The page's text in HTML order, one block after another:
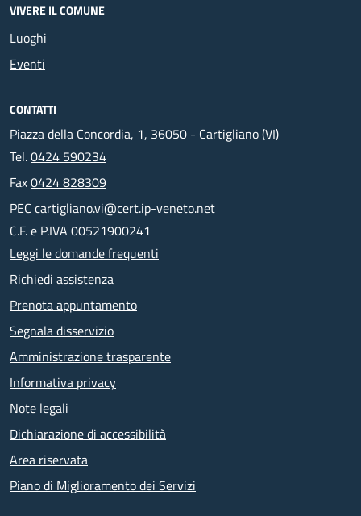
VIVERE IL COMUNE
Luoghi
Eventi
CONTATTI
Piazza della Concordia, 1, 36050 - Cartigliano (VI)
Tel.0424 590234
Fax0424 828309
PEC cartigliano.vi@cert.ip-veneto.net
C.F. e P.IVA 00521900241
Leggi le domande frequenti
Richiedi assistenza
Prenota appuntamento
Segnala disservizio
Amministrazione trasparente
Informativa privacy
Note legali
Dichiarazione di accessibilità
Area riservata
Piano di Miglioramento dei Servizi